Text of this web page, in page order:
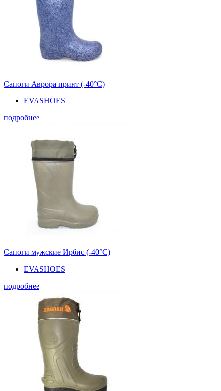
Сапоги Аврора принт (-40°С)
EVASHOES
подробнее
Сапоги мужские Ирбис (-40°С)
EVASHOES
подробнее